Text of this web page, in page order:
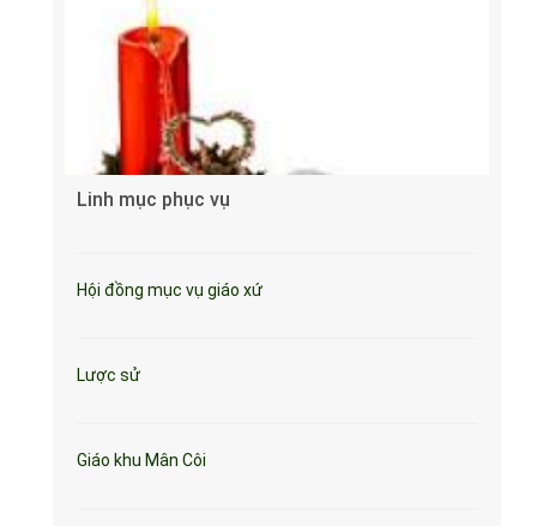
Linh mục phục vụ
Hội đồng mục vụ giáo xứ
Lược sử
Giáo khu Mân Côi